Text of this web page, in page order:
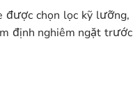
được chọn lọc kỹ lưỡng,
định nghiêm ngặt trước